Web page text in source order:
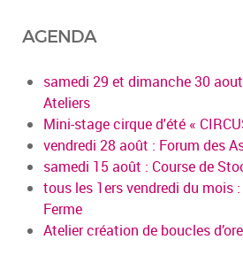
AGENDA
samedi 29 et dimanche 30
Ateliers
Mini-stage cirque d'été «
vendredi 28 août : Forum des
samedi 15 août : Course de
tous les 1ers vendredi du mois
Ferme
Atelier création de boucles